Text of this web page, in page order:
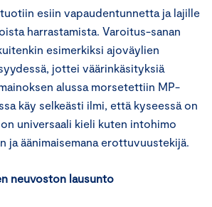
esiin vapaudentunnetta ja lajille
harrastamista. Varoitus-sanan
esimerkiksi ajoväylien
jottei väärinkäsityksiä
alussa morsetettiin MP-
käy selkeästi ilmi, että kyseessä on
universaali kieli kuten intohimo
ja äänimaisemana erottuvuustekijä.
neuvoston lausunto